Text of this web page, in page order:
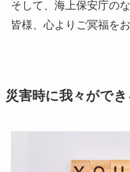
そして、海上保安庁の
皆様、心よりご冥福を
災害時に我々がで